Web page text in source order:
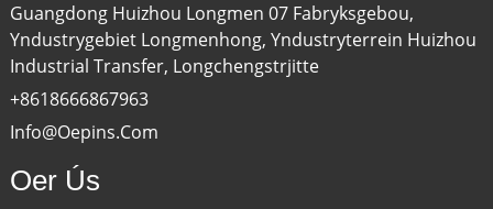
Guangdong Huizhou Longmen 07 Fabryksgebou,
Yndustrygebiet Longmenhong, Yndustryterrein Huizhou
Industrial Transfer, Longchengstrjitte
+8618666867963
Info@oepins.com
Oer Ús